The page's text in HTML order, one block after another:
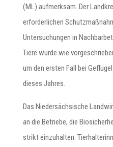
(ML) aufmerksam. Der
erforderlichen
Untersuchungen in
Tiere wurde wie
um den ersten Fall bei
dieses Jahres.
Das Niedersächsische
an die Betriebe, die
strikt einzuhalten.